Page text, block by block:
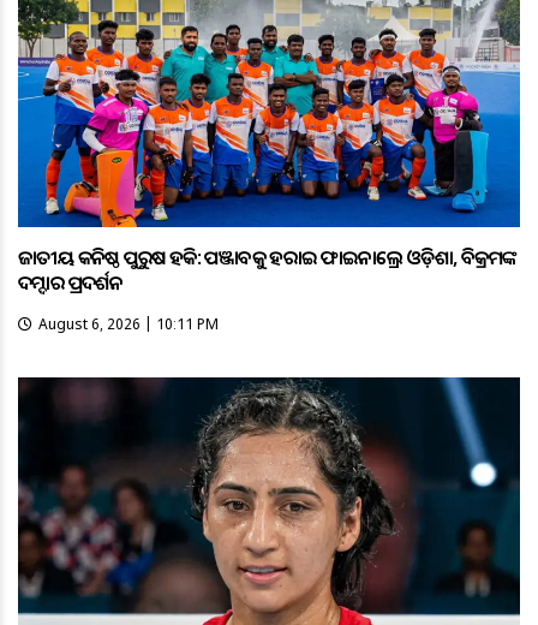
ଜାତୀୟ କନିଷ୍ଠ ପୁରୁଷ ହକି: ପଞ୍ଜାବକୁ ହରାଇ ଫାଇନାଲ୍ରେ ଓଡ଼ିଶା, ବିକ୍ରମଙ୍କ
ଦମ୍ଦାର ପ୍ରଦର୍ଶନ
August 6, 2026 | 10:11 PM